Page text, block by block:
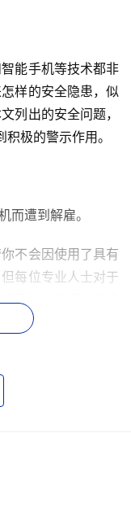
能手机等技术都非
样的安全隐患，似
列出的安全问题，
极的警示作用。
而遭到解雇。
不会因使用了具有
每位专业人士对于
见企业的烦恼肯定
的麻烦，也不妨看
致。
的Movero科技公
首席执行官(CEO)